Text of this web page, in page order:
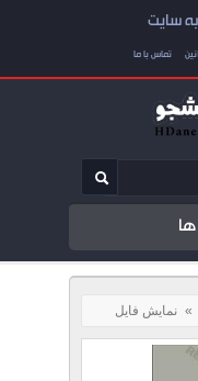
سایت
تماس با ما
» نمایش فایل